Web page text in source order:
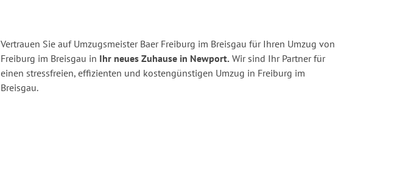
Vertrauen Sie auf Umzugsmeister Baer Freiburg im Breisgau für Ihren Umzug von
Freiburg im Breisgau in Ihr neues Zuhause in Newport. Wir sind Ihr Partner für
einen stressfreien, effizienten und kostengünstigen Umzug in Freiburg im
Breisgau.